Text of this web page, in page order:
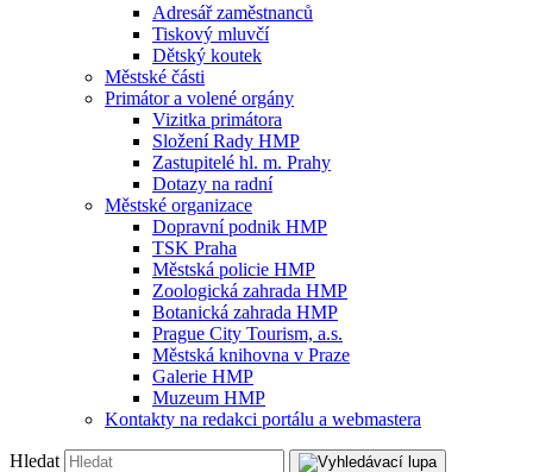
Adresář zaměstnanců
Tiskový mluvčí
Dětský koutek
Městské části
Primátor a volené orgány
Vizitka primátora
Složení Rady HMP
Zastupitelé hl. m. Prahy
Dotazy na radní
Městské organizace
Dopravní podnik HMP
TSK Praha
Městská policie HMP
Zoologická zahrada HMP
Botanická zahrada HMP
Prague City Tourism, a.s.
Městská knihovna v Praze
Galerie HMP
Muzeum HMP
Kontakty na redakci portálu a webmastera
Hledat